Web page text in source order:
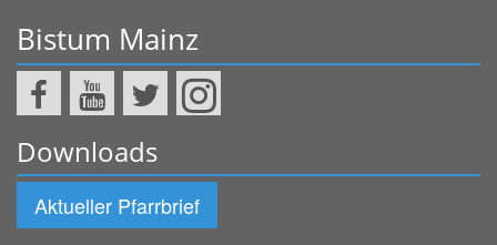
Bistum Mainz
Downloads
Aktueller Pfarrbrief